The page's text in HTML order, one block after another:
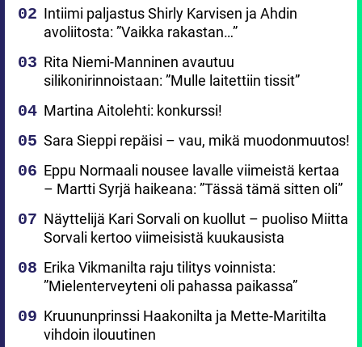
Intiimi paljastus Shirly Karvisen ja Ahdin
avoliitosta: ”Vaikka rakastan…”
Rita Niemi-Manninen avautuu
silikonirinnoistaan: ”Mulle laitettiin tissit”
Martina Aitolehti: konkurssi!
Sara Sieppi repäisi – vau, mikä muodonmuutos!
Eppu Normaali nousee lavalle viimeistä kertaa
– Martti Syrjä haikeana: ”Tässä tämä sitten oli”
Näyttelijä Kari Sorvali on kuollut – puoliso Miitta
Sorvali kertoo viimeisistä kuukausista
Erika Vikmanilta raju tilitys voinnista:
”Mielenterveyteni oli pahassa paikassa”
Kruununprinssi Haakonilta ja Mette-Maritilta
vihdoin ilouutinen